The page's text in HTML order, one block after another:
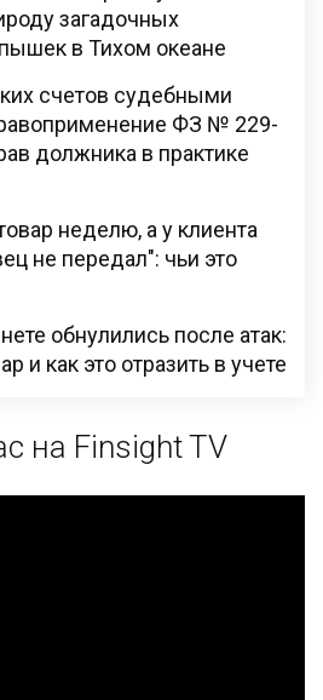
загадочных
в Тихом океане
счетов судебными
ФЗ № 229-
должника в практике
неделю, а у клиента
не передал": чьи это
обнулились после атак:
и как это отразить в учете
на Finsight TV